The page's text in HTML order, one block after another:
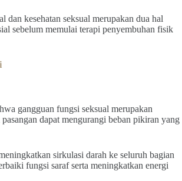
dan kesehatan seksual merupakan dua hal
sebelum memulai terapi penyembuhan fisik
gangguan fungsi seksual merupakan
dapat mengurangi beban pikiran yang
sirkulasi darah ke seluruh bagian
fungsi saraf serta meningkatkan energi